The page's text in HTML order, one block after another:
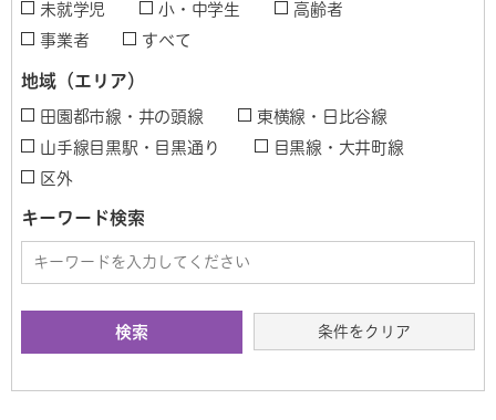
未就学児 小・中学生
高齢者
事業者
すべて
地域（エリア）
田園都市線・井の頭線
東横線・日比谷線
山手線目黒駅・目黒通り
目黒線・大井町線
区外
キーワード検索
条件をクリア